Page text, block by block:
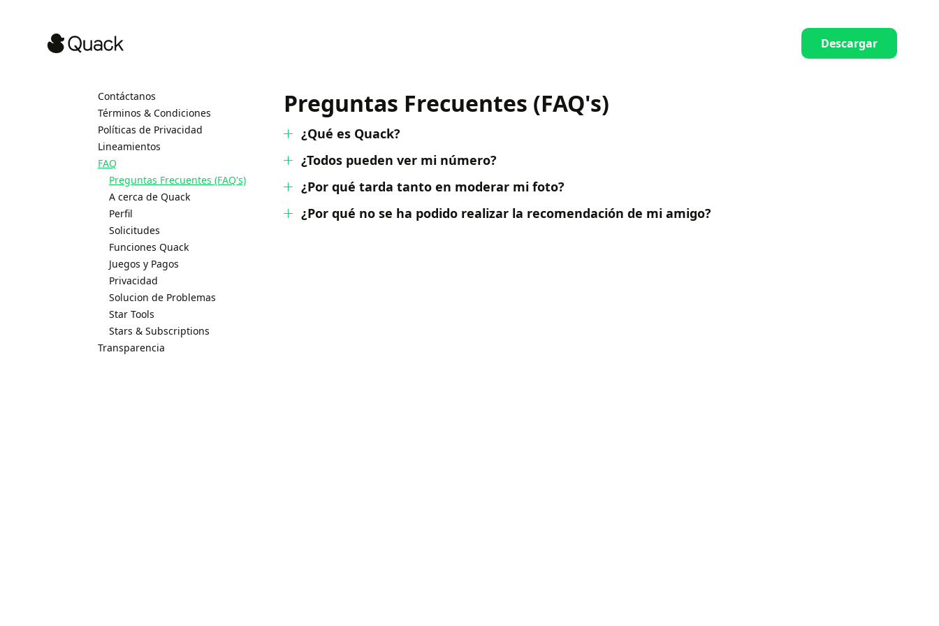
Descargar
Contáctanos
Términos & Condiciones
Políticas de Privacidad
Lineamientos
FAQ
Preguntas Frecuentes (FAQ's)
A cerca de Quack
Perfil
Solicitudes
Funciones Quack
Juegos y Pagos
Privacidad
Solucion de Problemas
Star Tools
Stars & Subscriptions
Transparencia
Preguntas Frecuentes (FAQ's)
¿Qué es Quack?
¿Todos pueden ver mi número?
¿Por qué tarda tanto en moderar mi foto?
¿Por qué no se ha podido realizar la recomendación de mi amigo?